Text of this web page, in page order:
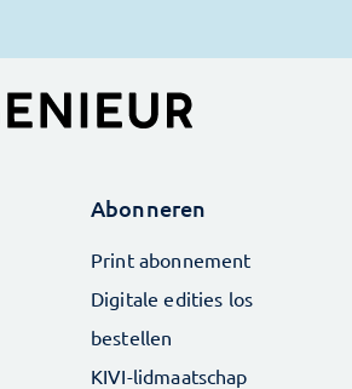
Abonneren
Print abonnement
Digitale edities los
bestellen
KIVI-lidmaatschap